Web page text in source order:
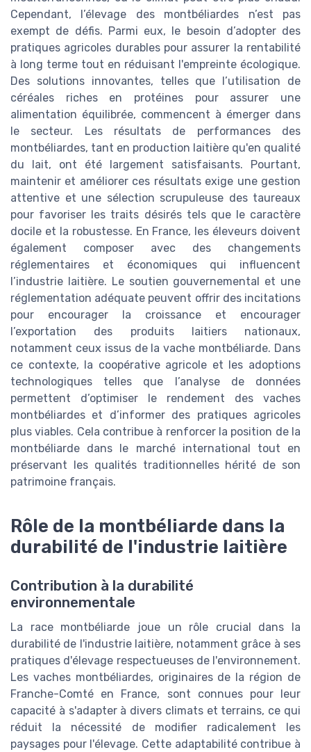
Cependant, l’élevage des montbéliardes n’est pas
exempt de défis. Parmi eux, le besoin d’adopter des
pratiques agricoles durables pour assurer la rentabilité
à long terme tout en réduisant l'empreinte écologique.
Des solutions innovantes, telles que l’utilisation de
céréales riches en protéines pour assurer une
alimentation équilibrée, commencent à émerger dans
le secteur. Les résultats de performances des
montbéliardes, tant en production laitière qu'en qualité
du lait, ont été largement satisfaisants. Pourtant,
maintenir et améliorer ces résultats exige une gestion
attentive et une sélection scrupuleuse des taureaux
pour favoriser les traits désirés tels que le caractère
docile et la robustesse. En France, les éleveurs doivent
également composer avec des changements
réglementaires et économiques qui influencent
l’industrie laitière. Le soutien gouvernemental et une
réglementation adéquate peuvent offrir des incitations
pour encourager la croissance et encourager
l’exportation des produits laitiers nationaux,
notamment ceux issus de la vache montbéliarde. Dans
ce contexte, la coopérative agricole et les adoptions
technologiques telles que l’analyse de données
permettent d’optimiser le rendement des vaches
montbéliardes et d’informer des pratiques agricoles
plus viables. Cela contribue à renforcer la position de la
montbéliarde dans le marché international tout en
préservant les qualités traditionnelles hérité de son
patrimoine français.
Rôle de la montbéliarde dans la
durabilité de l'industrie laitière
Contribution à la durabilité
environnementale
La race montbéliarde joue un rôle crucial dans la
durabilité de l'industrie laitière, notamment grâce à ses
pratiques d'élevage respectueuses de l'environnement.
Les vaches montbéliardes, originaires de la région de
Franche-Comté en France, sont connues pour leur
capacité à s'adapter à divers climats et terrains, ce qui
réduit la nécessité de modifier radicalement les
paysages pour l'élevage. Cette adaptabilité contribue à